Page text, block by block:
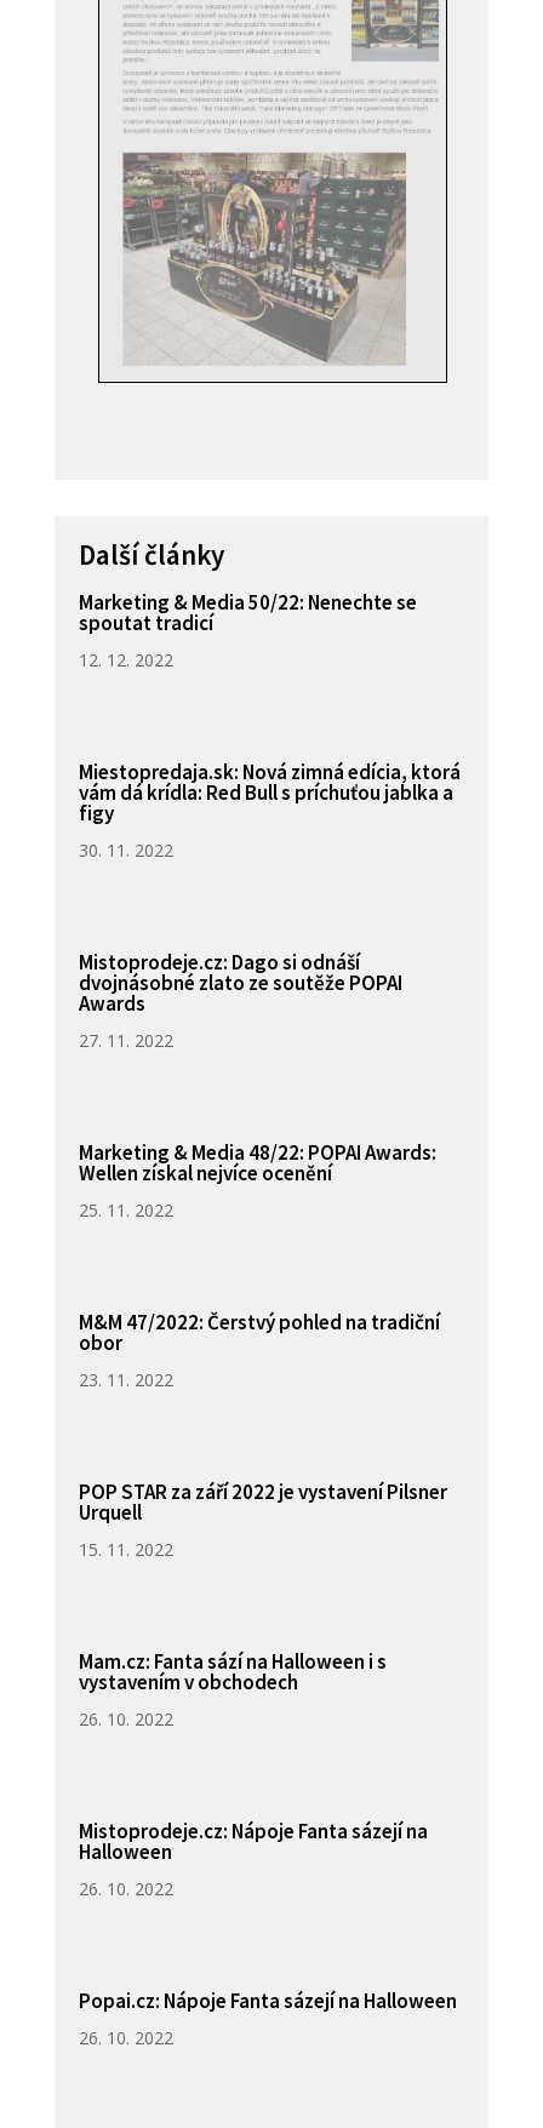
Další články
Marketing & Media 50/22: Nenechte se
spoutat tradicí
12. 12. 2022
Miestopredaja.sk: Nová zimná edícia, ktorá
vám dá krídla: Red Bull s príchuťou jablka a
figy
30. 11. 2022
Mistoprodeje.cz: Dago si odnáší
dvojnásobné zlato ze soutěže POPAI
Awards
27. 11. 2022
Marketing & Media 48/22: POPAI Awards:
Wellen získal nejvíce ocenění
25. 11. 2022
M&M 47/2022: Čerstvý pohled na tradiční
obor
23. 11. 2022
POP STAR za září 2022 je vystavení Pilsner
Urquell
15. 11. 2022
Mam.cz: Fanta sází na Halloween i s
vystavením v obchodech
26. 10. 2022
Mistoprodeje.cz: Nápoje Fanta sázejí na
Halloween
26. 10. 2022
Popai.cz: Nápoje Fanta sázejí na Halloween
26. 10. 2022